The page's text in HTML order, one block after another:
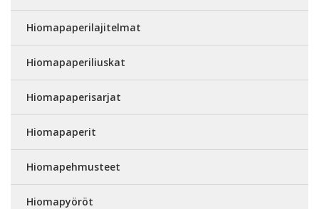
Hiomapaperilajitelmat
Hiomapaperiliuskat
Hiomapaperisarjat
Hiomapaperit
Hiomapehmusteet
Hiomapyöröt